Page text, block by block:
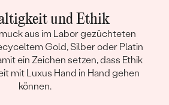
und Ethik
aus im Labor gezüchteten
Gold, Silber oder Platin
ein Zeichen setzen, dass Ethik
mit Luxus Hand in Hand gehen
können.